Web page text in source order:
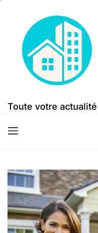
content
Bien
Trouvé
Toute votre